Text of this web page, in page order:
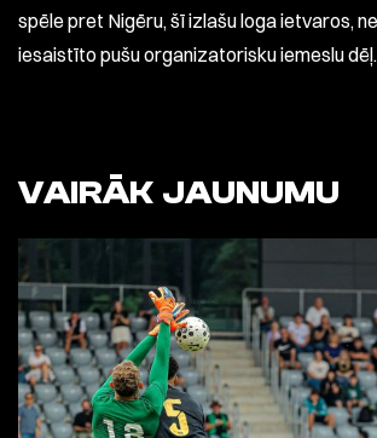
spēle pret Nigēru, šī izlašu loga ietvaros,
iesaistīto pušu organizatorisku iemeslu dēļ.
VAIRĀK JAUNUMU